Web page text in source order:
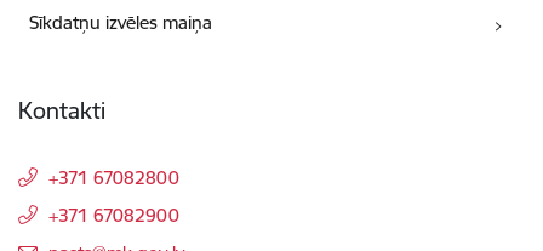
Sīkdatņu izvēles maiņa
Kontakti
+371 67082800
+371 67082900